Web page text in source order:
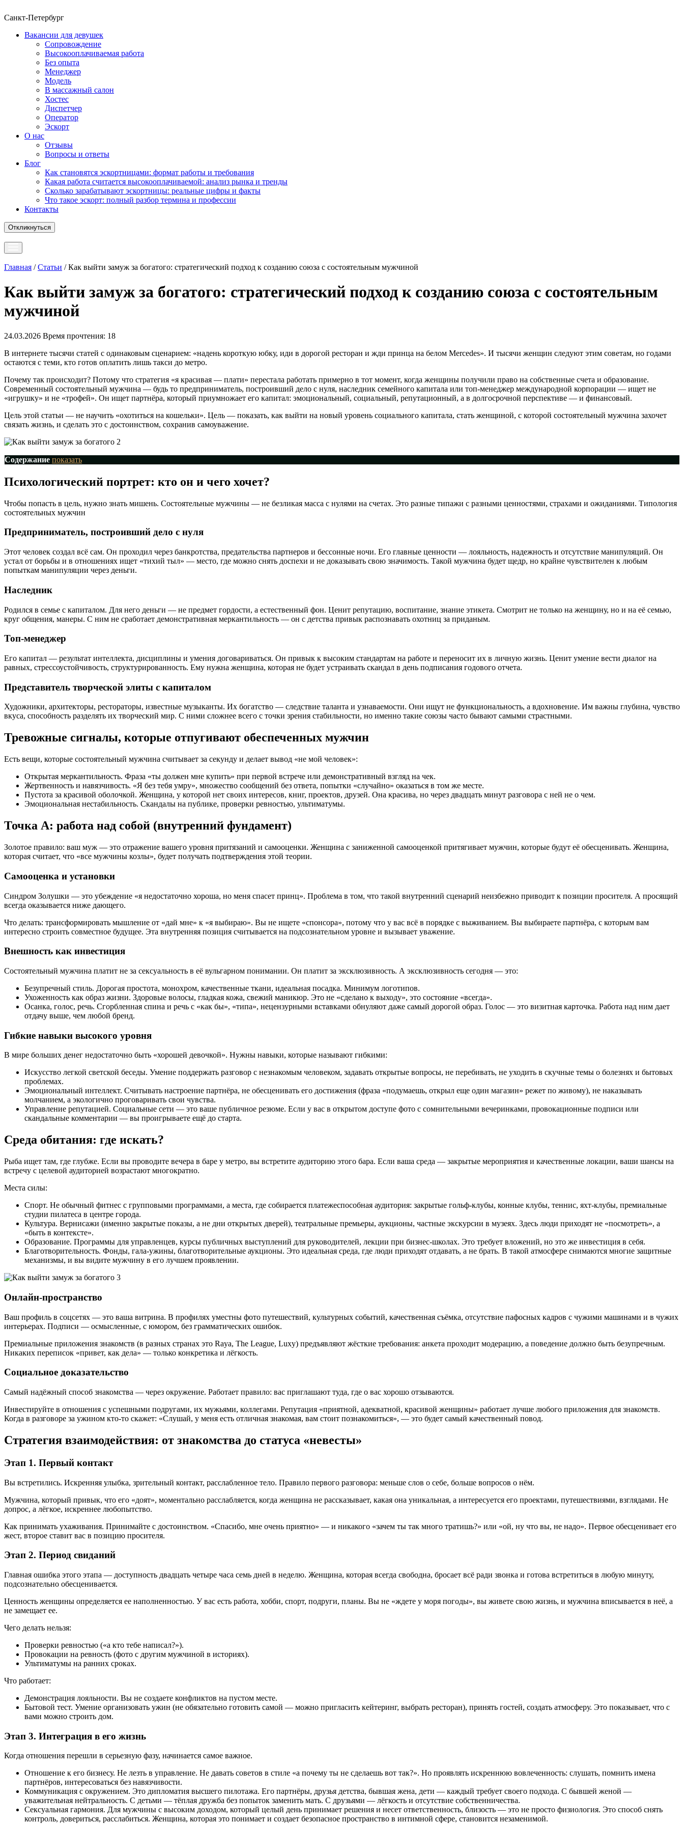
Санкт-Петербург
Вакансии для девушек
Сопровождение
Высокооплачиваемая работа
Без опыта
Менеджер
Модель
В массажный салон
Хостес
Диспетчер
Оператор
Эскорт
О нас
Отзывы
Вопросы и ответы
Блог
Как становятся эскортницами: формат работы и требования
Какая работа считается высокооплачиваемой: анализ рынка и тренды
Сколько зарабатывают эскортницы: реальные цифры и факты
Что такое эскорт: полный разбор термина и профессии
Контакты
Откликнуться
Главная /Статьи /Как выйти замуж за богатого: стратегический подход к созданию союза с состоятельным мужчиной
Как выйти замуж за богатого: стратегический подход к созданию союза с состоятельным
мужчиной
24.03.2026 Время прочтения: 18
В интернете тысячи статей с одинаковым сценарием: «надень короткую юбку, иди в дорогой ресторан и жди принца на белом Mercedes». И тысячи женщин следуют этим советам, но годами
остаются с теми, кто готов оплатить лишь такси до метро.
Почему так происходит? Потому что стратегия «я красивая — плати» перестала работать примерно в тот момент, когда женщины получили право на собственные счета и образование.
Современный состоятельный мужчина — будь то предприниматель, построивший дело с нуля, наследник семейного капитала или топ-менеджер международной корпорации — ищет не
«игрушку» и не «трофей». Он ищет партнёра, который приумножает его капитал: эмоциональный, социальный, репутационный, а в долгосрочной перспективе — и финансовый.
Цель этой статьи — не научить «охотиться на кошельки». Цель — показать, как выйти на новый уровень социального капитала, стать женщиной, с которой состоятельный мужчина захочет
связать жизнь, и сделать это с достоинством, сохранив самоуважение.
Содержание показать
Психологический портрет: кто он и чего хочет?
Чтобы попасть в цель, нужно знать мишень. Состоятельные мужчины — не безликая масса с нулями на счетах. Это разные типажи с разными ценностями, страхами и ожиданиями. Типология
состоятельных мужчин
Предприниматель, построивший дело с нуля
Этот человек создал всё сам. Он проходил через банкротства, предательства партнеров и бессонные ночи. Его главные ценности — лояльность, надежность и отсутствие манипуляций. Он
устал от борьбы и в отношениях ищет «тихий тыл» — место, где можно снять доспехи и не доказывать свою значимость. Такой мужчина будет щедр, но крайне чувствителен к любым
попыткам манипуляции через деньги.
Наследник
Родился в семье с капиталом. Для него деньги — не предмет гордости, а естественный фон. Ценит репутацию, воспитание, знание этикета. Смотрит не только на женщину, но и на её семью,
круг общения, манеры. С ним не сработает демонстративная меркантильность — он с детства привык распознавать охотниц за приданым.
Топ-менеджер
Его капитал — результат интеллекта, дисциплины и умения договариваться. Он привык к высоким стандартам на работе и переносит их в личную жизнь. Ценит умение вести диалог на
равных, стрессоустойчивость, структурированность. Ему нужна женщина, которая не будет устраивать скандал в день подписания годового отчета.
Представитель творческой элиты с капиталом
Художники, архитекторы, рестораторы, известные музыканты. Их богатство — следствие таланта и узнаваемости. Они ищут не функциональность, а вдохновение. Им важны глубина, чувство
вкуса, способность разделять их творческий мир. С ними сложнее всего с точки зрения стабильности, но именно такие союзы часто бывают самыми страстными.
Тревожные сигналы, которые отпугивают обеспеченных мужчин
Есть вещи, которые состоятельный мужчина считывает за секунду и делает вывод «не мой человек»:
Открытая меркантильность. Фраза «ты должен мне купить» при первой встрече или демонстративный взгляд на чек.
Жертвенность и навязчивость. «Я без тебя умру», множество сообщений без ответа, попытки «случайно» оказаться в том же месте.
Пустота за красивой оболочкой. Женщина, у которой нет своих интересов, книг, проектов, друзей. Она красива, но через двадцать минут разговора с ней не о чем.
Эмоциональная нестабильность. Скандалы на публике, проверки ревностью, ультиматумы.
Точка А: работа над собой (внутренний фундамент)
Золотое правило: ваш муж — это отражение вашего уровня притязаний и самооценки. Женщина с заниженной самооценкой притягивает мужчин, которые будут её обесценивать. Женщина,
которая считает, что «все мужчины козлы», будет получать подтверждения этой теории.
Самооценка и установки
Синдром Золушки — это убеждение «я недостаточно хороша, но меня спасет принц». Проблема в том, что такой внутренний сценарий неизбежно приводит к позиции просителя. А просящий
всегда оказывается ниже дающего.
Что делать: трансформировать мышление от «дай мне» к «я выбираю». Вы не ищете «спонсора», потому что у вас всё в порядке с выживанием. Вы выбираете партнёра, с которым вам
интересно строить совместное будущее. Эта внутренняя позиция считывается на подсознательном уровне и вызывает уважение.
Внешность как инвестиция
Состоятельный мужчина платит не за сексуальность в её вульгарном понимании. Он платит за эксклюзивность. А эксклюзивность сегодня — это:
Безупречный стиль. Дорогая простота, монохром, качественные ткани, идеальная посадка. Минимум логотипов.
Ухоженность как образ жизни. Здоровые волосы, гладкая кожа, свежий маникюр. Это не «сделано к выходу», это состояние «всегда».
Осанка, голос, речь. Сгорбленная спина и речь с «как бы», «типа», нецензурными вставками обнуляют даже самый дорогой образ. Голос — это визитная карточка. Работа над ним дает
отдачу выше, чем любой бренд.
Гибкие навыки высокого уровня
В мире больших денег недостаточно быть «хорошей девочкой». Нужны навыки, которые называют гибкими:
Искусство легкой светской беседы. Умение поддержать разговор с незнакомым человеком, задавать открытые вопросы, не перебивать, не уходить в скучные темы о болезнях и бытовых
проблемах.
Эмоциональный интеллект. Считывать настроение партнёра, не обесценивать его достижения (фраза «подумаешь, открыл еще один магазин» режет по живому), не наказывать
молчанием, а экологично проговаривать свои чувства.
Управление репутацией. Социальные сети — это ваше публичное резюме. Если у вас в открытом доступе фото с сомнительными вечеринками, провокационные подписи или
скандальные комментарии — вы проигрываете ещё до старта.
Среда обитания: где искать?
Рыба ищет там, где глубже. Если вы проводите вечера в баре у метро, вы встретите аудиторию этого бара. Если ваша среда — закрытые мероприятия и качественные локации, ваши шансы на
встречу с целевой аудиторией возрастают многократно.
Места силы:
Спорт. Не обычный фитнес с групповыми программами, а места, где собирается платежеспособная аудитория: закрытые гольф-клубы, конные клубы, теннис, яхт-клубы, премиальные
студии пилатеса в центре города.
Культура. Вернисажи (именно закрытые показы, а не дни открытых дверей), театральные премьеры, аукционы, частные экскурсии в музеях. Здесь люди приходят не «посмотреть», а
«быть в контексте».
Образование. Программы для управленцев, курсы публичных выступлений для руководителей, лекции при бизнес-школах. Это требует вложений, но это же инвестиция в себя.
Благотворительность. Фонды, гала-ужины, благотворительные аукционы. Это идеальная среда, где люди приходят отдавать, а не брать. В такой атмосфере снимаются многие защитные
механизмы, и вы видите мужчину в его лучшем проявлении.
Онлайн-пространство
Ваш профиль в соцсетях — это ваша витрина. В профилях уместны фото путешествий, культурных событий, качественная съёмка, отсутствие пафосных кадров с чужими машинами и в чужих
интерьерах. Подписи — осмысленные, с юмором, без грамматических ошибок.
Премиальные приложения знакомств (в разных странах это Raya, The League, Luxy) предъявляют жёсткие требования: анкета проходит модерацию, а поведение должно быть безупречным.
Никаких переписок «привет, как дела» — только конкретика и лёгкость.
Социальное доказательство
Самый надёжный способ знакомства — через окружение. Работает правило: вас приглашают туда, где о вас хорошо отзываются.
Инвестируйте в отношения с успешными подругами, их мужьями, коллегами. Репутация «приятной, адекватной, красивой женщины» работает лучше любого приложения для знакомств.
Когда в разговоре за ужином кто-то скажет: «Слушай, у меня есть отличная знакомая, вам стоит познакомиться», — это будет самый качественный повод.
Стратегия взаимодействия: от знакомства до статуса «невесты»
Этап 1. Первый контакт
Вы встретились. Искренняя улыбка, зрительный контакт, расслабленное тело. Правило первого разговора: меньше слов о себе, больше вопросов о нём.
Мужчина, который привык, что его «доят», моментально расслабляется, когда женщина не рассказывает, какая она уникальная, а интересуется его проектами, путешествиями, взглядами. Не
допрос, а лёгкое, искреннее любопытство.
Как принимать ухаживания. Принимайте с достоинством. «Спасибо, мне очень приятно» — и никакого «зачем ты так много тратишь?» или «ой, ну что вы, не надо». Первое обесценивает его
жест, второе ставит вас в позицию просителя.
Этап 2. Период свиданий
Главная ошибка этого этапа — доступность двадцать четыре часа семь дней в неделю. Женщина, которая всегда свободна, бросает всё ради звонка и готова встретиться в любую минуту,
подсознательно обесценивается.
Ценность женщины определяется ее наполненностью. У вас есть работа, хобби, спорт, подруги, планы. Вы не «ждете у моря погоды», вы живете свою жизнь, и мужчина вписывается в неё, а
не замещает ее.
Чего делать нельзя:
Проверки ревностью («а кто тебе написал?»).
Провокации на ревность (фото с другим мужчиной в историях).
Ультиматумы на ранних сроках.
Что работает:
Демонстрация лояльности. Вы не создаете конфликтов на пустом месте.
Бытовой тест. Умение организовать ужин (не обязательно готовить самой — можно пригласить кейтеринг, выбрать ресторан), принять гостей, создать атмосферу. Это показывает, что с
вами можно строить дом.
Этап 3. Интеграция в его жизнь
Когда отношения перешли в серьезную фазу, начинается самое важное.
Отношение к его бизнесу. Не лезть в управление. Не давать советов в стиле «а почему ты не сделаешь вот так?». Но проявлять искреннюю вовлеченность: слушать, помнить имена
партнёров, интересоваться без навязчивости.
Коммуникация с окружением. Это дипломатия высшего пилотажа. Его партнёры, друзья детства, бывшая жена, дети — каждый требует своего подхода. С бывшей женой —
уважительная нейтральность. С детьми — тёплая дружба без попыток заменить мать. С друзьями — лёгкость и отсутствие собственничества.
Сексуальная гармония. Для мужчины с высоким доходом, который целый день принимает решения и несет ответственность, близость — это не просто физиология. Это способ снять
контроль, довериться, расслабиться. Женщина, которая это понимает и создает безопасное пространство в интимной сфере, становится незаменимой.